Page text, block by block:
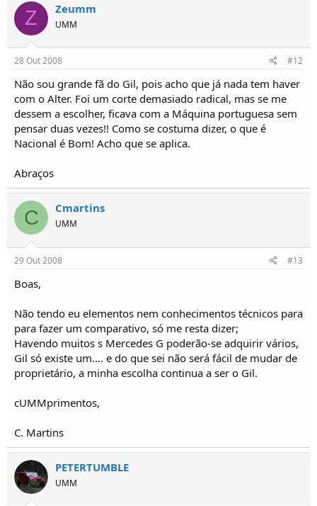
Z Zeumm
UMM
28 Out 2008 #12
Não sou grande fã do Gil, pois acho que já nada tem haver
com o Alter. Foi um corte demasiado radical, mas se me
dessem a escolher, ficava com a Máquina portuguesa sem
pensar duas vezes!! Como se costuma dizer, o que é
Nacional é Bom! Acho que se aplica.
Abraços
C Cmartins
UMM
29 Out 2008 #13
Boas,
Não tendo eu elementos nem conhecimentos técnicos para
para fazer um comparativo, só me resta dizer;
Havendo muitos s Mercedes G poderão-se adquirir vários,
Gil só existe um.... e do que sei não será fácil de mudar de
proprietário, a minha escolha continua a ser o Gil.
cUMMprimentos,
C. Martins
PETERTUMBLE
UMM